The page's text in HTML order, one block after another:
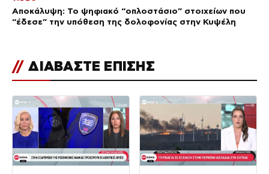
Αποκάλυψη: Το ψηφιακό “οπλοστάσιο” στοιχείων που
“έδεσε” την υπόθεση της δολοφονίας στην Κυψέλη
// ΔΙΑΒΑΣΤΕ ΕΠΙΣΗΣ